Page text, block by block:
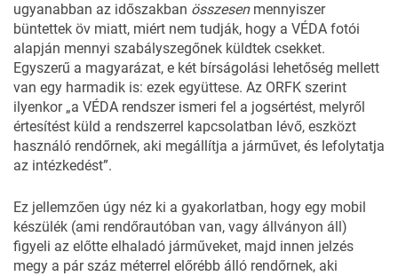
ugyanabban az időszakban összesenmennyiszer
büntettek öv miatt, miért nem tudják, hogy a VÉDA fotói
alapján mennyi szabályszegőnek küldtek csekket.
Egyszerű a magyarázat, e két bírságolási lehetőség mellett
van egy harmadik is: ezek együttese. Az ORFK szerint
ilyenkor „a VÉDA rendszer ismeri fel a jogsértést, melyről
értesítést küld a rendszerrel kapcsolatban lévő, eszközt
használó rendőrnek, aki megállítja a járművet, és lefolytatja
az intézkedést”.
Ez jellemzően úgy néz ki a gyakorlatban, hogy egy mobil
készülék (ami rendőrautóban van, vagy állványon áll)
figyeli az előtte elhaladó járműveket, majd innen jelzés
megy a pár száz méterrel előrébb álló rendőrnek, aki